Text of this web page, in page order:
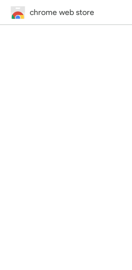
chrome web store